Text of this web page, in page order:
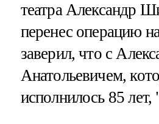
театра Александр
перенес операцию
заверил, что с
Анатольевичем,
исполнилось 85